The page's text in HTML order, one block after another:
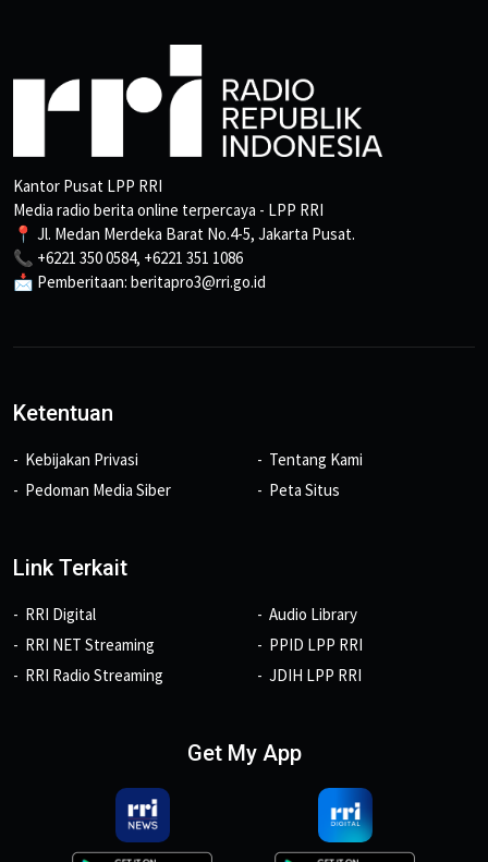
Kantor Pusat LPP RRI
Media radio berita online terpercaya - LPP RRI
📍 Jl. Medan Merdeka Barat No.4-5, Jakarta Pusat.
📞 +6221 350 0584, +6221 351 1086
📩 Pemberitaan: beritapro3@rri.go.id
Ketentuan
Kebijakan Privasi
Pedoman Media Siber
Tentang Kami
Peta Situs
Link Terkait
RRI Digital
RRI NET Streaming
RRI Radio Streaming
Audio Library
PPID LPP RRI
JDIH LPP RRI
Get My App